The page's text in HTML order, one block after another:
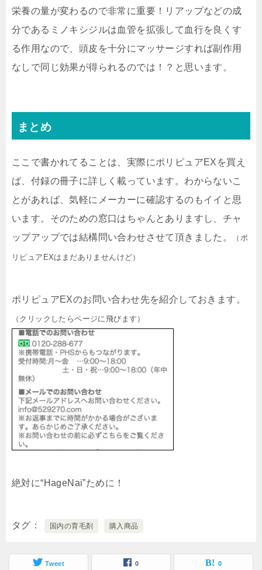
栄養の量が変わるので非常に重要！リアップなどの成
分であるミノキシジルは血管を拡張して血行を良くす
る作用なので、頭皮を十分にマッサージすれば副作用
なしで同じ効果が得られるのでは！？と思います。
まとめ
ここで書かれてることは、実際にポリピュアEXを買え
ば、付録の冊子に詳しく載っています。わからないこ
とがあれば、気軽にメーカーに確認するのもイイと思
います。そのための窓口はちゃんとありますし、チャ
ップアップでは結構問い合わせさせて頂きました。
（ポ
リピュアEXはまだありませんけど）
ポリピュアEXのお問い合わせ先を紹介しておきます。
（クリックしたらページに飛びます）
絶対に“HageNai”ために！
タグ 国内の育毛剤 購入商品
Tweet 0 0